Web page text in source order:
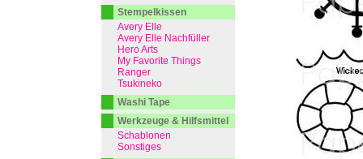
Stempelkissen
Avery Elle
Avery Elle Nachfüller
Hero Arts
My Favorite Things
Ranger
Tsukineko
Washi Tape
Werkzeuge & Hilfsmittel
Schablonen
Sonstiges